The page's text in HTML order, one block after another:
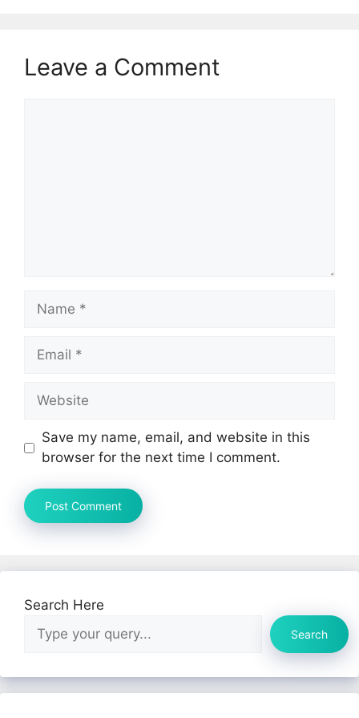
Leave a Comment
Name
Email
Website
Save my name, email, and website in this
browser for the next time I comment.
Search Here
Search